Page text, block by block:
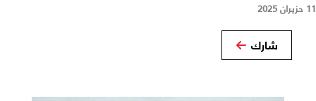
11 حزيران 2025
شارك